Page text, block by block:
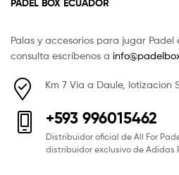
PADEL BOX ECUADOR
Palas y accesorios para jugar Padel
consulta escríbenos a
Km 7 Vía a Daule, lotizacion
+593 996015462
Distribuidor oficial de All For
distribuidor exclusivo de Adidas